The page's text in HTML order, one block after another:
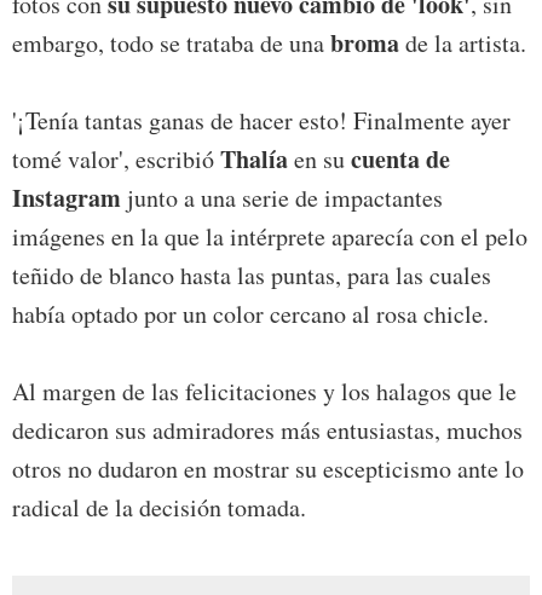
embargo, todo se trataba de unabromade la artista.
'¡Tenía tantas ganas de hacer esto! Finalmente ayer
tomé valor', escribióThalíaen sucuenta de
Instagramjunto a una serie de impactantes
imágenes en la que la intérprete aparecía con el pelo
teñido de blanco hasta las puntas, para las cuales
había optado por un color cercano al rosa chicle.
Al margen de las felicitaciones y los halagos que le
dedicaron sus admiradores más entusiastas, muchos
otros no dudaron en mostrar su escepticismo ante lo
radical de la decisión tomada.